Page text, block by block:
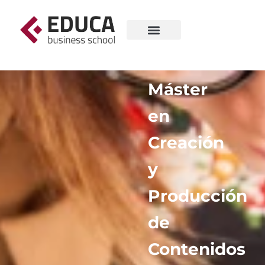
Máster
en
Creación
y
Producción
de
Contenidos